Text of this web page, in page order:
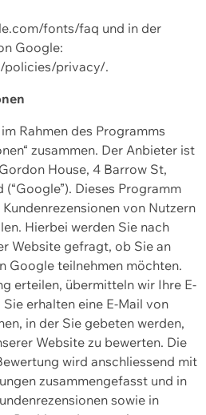
fonts/faq und in der
Google:
policies/privacy/.
Rahmen des Programms
zusammen. Der Anbieter ist
House, 4 Barrow St,
Dieses Programm
von Nutzern
Hierbei werden Sie nach
Website gefragt, ob Sie an
Google teilnehmen möchten.
erteilen, übermitteln wir Ihre E-
erhalten eine E-Mail von
in der Sie gebeten werden,
Website zu bewerten. Die
wird anschliessend mit
zusammengefasst und in
sowie in